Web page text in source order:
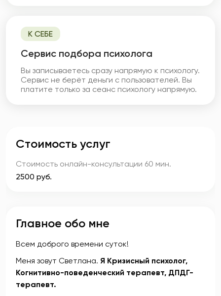
К СЕБЕ
Cервис подбора психолога
Вы записываетесь сразу напрямую к психологу.
Сервис не берёт деньги с пользователей. Вы
платите только за сеанс психологу напрямую.
Стоимость услуг
Стоимость онлайн-консультации 60 мин.
2500 руб.
Главное обо мне
Всем доброго времени суток!
Меня зовут Светлана. Я Кризисный психолог,
Когнитивно-поведенческий терапевт, ДПДГ-
терапевт.